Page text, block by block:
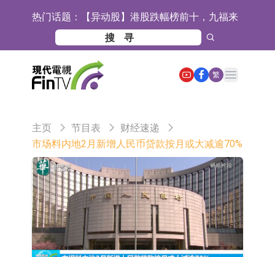
热门话题： 【异动股】港股跌幅榜前十，九福来
(08611.HK)跌21.43%，天瑞汽车内饰
(06162.HK)跌18.44%
【异动股】港股涨幅榜前十，佳明集
团控股(01271.HK)涨+78.22%，拿森
科技(02261.HK)涨+64.11%
斯迪克：公司为国内折叠屏核心功能
材料供应商
恒瑞医药：公司已在中国获批上市26
目标客户的测试认证
上期所：7月份对11个实际控制关系
账户组采取限制开仓的监管措施
特发服务：成功中标哔哩哔哩上海滨
江总部物业服务项目
亚太股份：公司是零跑汽车和
Stellantis集团的供应商
理工雷科面向边缘AI场景推出"山
海"系列智算模组 系列产品基于国产
【异动股】医疗研发外包板块拉升，
繁
Open main menu
主页 节目表
财经速递
市场料内地2月新增人民币贷款按月或大减逾70%